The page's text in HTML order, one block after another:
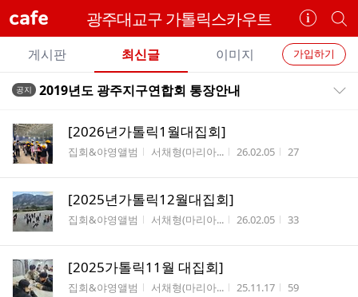
cafe 광주대교구 가톨릭스카우트
카
페
정
보
개
별
카
페
검
카
페
메
뉴
가입하기
게시판 최신글 이미지
전
글
트
공지 2019년도 광주지구연합회 통장안내
[2026년가톨릭1월대집회]
게시판명
집회&야영앨범 작성자
서채형(마리아... 작성시간
26.02.05 조회수
27
[2025년가톨릭12월대집회]
게시판명
집회&야영앨범 작성자
서채형(마리아... 작성시간
26.02.05 조회수
33
[2025가톨릭11월 대집회]
게시판명
집회&야영앨범 작성자
서채형(마리아... 작성시간
25.11.17 조회수
59